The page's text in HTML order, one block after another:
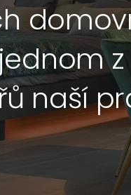
z
naší